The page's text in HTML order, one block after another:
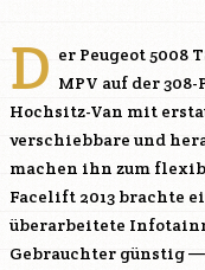
D er Peugeot 5008
MPV auf der
Hochsitz-Van mit
verschiebbare und
machen ihn zum
Facelift 2013 brachte
überarbeitete
Gebrauchter günstig